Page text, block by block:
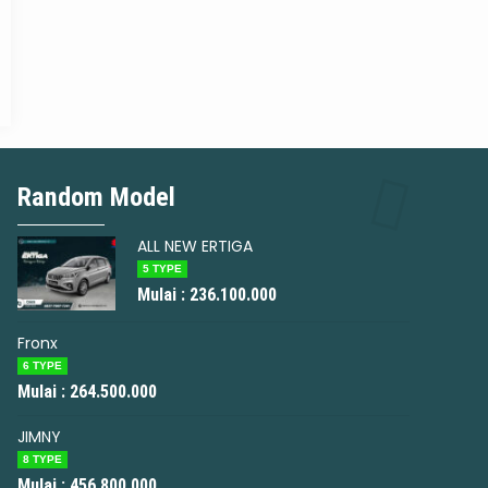
CARRY PICK UP
:172.600.000
Random Model
ALL NEW ERTIGA
5 TYPE
Mulai : 236.100.000
Fronx
6 TYPE
Mulai : 264.500.000
JIMNY
8 TYPE